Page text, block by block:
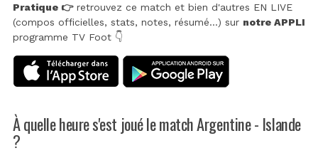
Pratique 👉retrouvez ce match et bien d'autres EN LIVE
(compos officielles, stats, notes, résumé...) sur notre APPLI
programme TV Foot 👇
À quelle heure s'est joué le match Argentine - Islande
?